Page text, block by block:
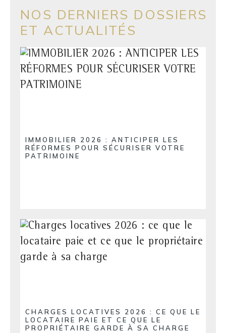
NOS DERNIERS DOSSIERS
ET ACTUALITÉS
IMMOBILIER 2026 : ANTICIPER LES
RÉFORMES POUR SÉCURISER VOTRE
PATRIMOINE
CHARGES LOCATIVES 2026 : CE QUE LE
LOCATAIRE PAIE ET CE QUE LE
PROPRIÉTAIRE GARDE À SA CHARGE